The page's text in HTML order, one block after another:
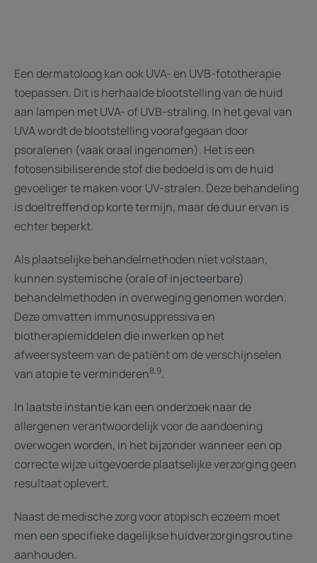
Een dermatoloog kan ook UVA- en UVB-fototherapie
toepassen. Dit is herhaalde blootstelling van de huid
aan lampen met UVA- of UVB-straling. In het geval van
UVA wordt de blootstelling voorafgegaan door
psoralenen (vaak oraal ingenomen). Het is een
fotosensibiliserende stof die bedoeld is om de huid
gevoeliger te maken voor UV-stralen. Deze behandeling
is doeltreffend op korte termijn, maar de duur ervan is
echter beperkt.
Als plaatselijke behandelmethoden niet volstaan,
kunnen systemische (orale of injecteerbare)
behandelmethoden in overweging genomen worden.
Deze omvatten immunosuppressiva en
biotherapiemiddelen die inwerken op het
afweersysteem van de patiënt om de verschijnselen
van atopie te verminderen8,9.
In laatste instantie kan een onderzoek naar de
allergenen verantwoordelijk voor de aandoening
overwogen worden, in het bijzonder wanneer een op
correcte wijze uitgevoerde plaatselijke verzorging geen
resultaat oplevert.
Naast de medische zorg voor atopisch eczeem moet
men een specifieke dagelijkse huidverzorgingsroutine
aanhouden.